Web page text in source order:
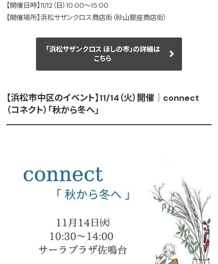
【開催日時】11/12（日）10:00～15:00
【開催場所】浜松サザンクロス商店街（砂山銀座商店街）
「浜松サザンクロス ほしの市」の詳細は
こちら
【浜松市中区のイベント】11/14（火）開催｜connect
（コネクト）「秋から冬へ」